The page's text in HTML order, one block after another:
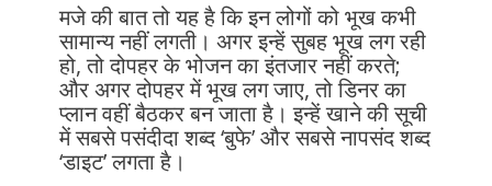
मजे की बात तो यह है कि इन लोगों को भूख कभी
सामान्य नहीं लगती। अगर इन्हें सुबह भूख लग रही
हो, तो दोपहर के भोजन का इंतजार नहीं करते;
और अगर दोपहर में भूख लग जाए, तो डिनर का
प्लान वहीं बैठकर बन जाता है। इन्हें खाने की सूची
में सबसे पसंदीदा शब्द ‘बुफे’ और सबसे नापसंद शब्द
‘डाइट’ लगता है।